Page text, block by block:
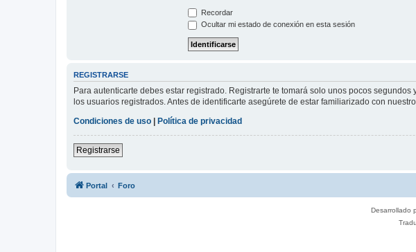
Recordar
Ocultar mi estado de conexión en esta sesión
REGISTRARSE
Para autenticarte debes estar registrado. Registrarte te tomará solo unos pocos
los usuarios registrados. Antes de identificarte asegúrete de estar familiarizado con
Condiciones de uso
Política de privacidad
Registrarse
Portal Foro
Desarrollado